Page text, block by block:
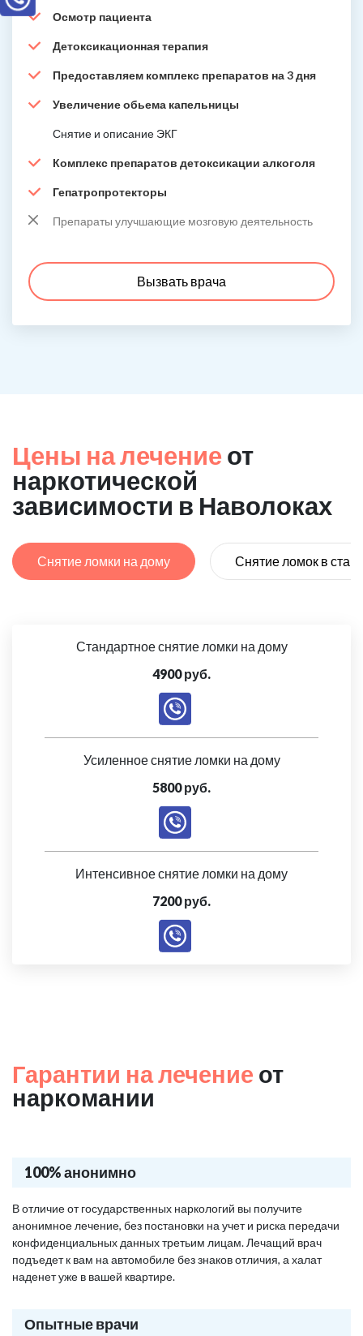
Осмотр пациента
Детоксикационная терапия
Предоставляем комплекс препаратов на 3 дня
Увеличение обьема капельницы
Снятие и описание ЭКГ
Комплекс препаратов детоксикации алкоголя
Гепатропротекторы
Препараты улучшающие мозговую деятельность
Вызвать врача
Цены на лечение от
наркотической
зависимости в Наволоках
Снятие ломки на дому Снятие ломок в
Стандартное снятие ломки на дому
4900 руб.
Усиленное снятие ломки на дому
5800 руб.
Интенсивное снятие ломки на дому
7200 руб.
Гарантии на лечение от
наркомании
100% анонимно
В отличие от государственных наркологий вы получите
анонимное лечение, без постановки на учет и риска передачи
конфиденциальных данных третьим лицам. Лечащий врач
подъедет к вам на автомобиле без знаков отличия, а халат
наденет уже в вашей квартире.
Опытные врачи